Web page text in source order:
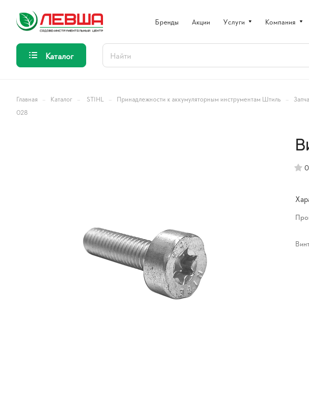
Бренды Акции Услуги Компания
Каталог
Главная – Каталог – STIHL – Принадлежности к аккумуляторным инструментам Штиль –
028
0